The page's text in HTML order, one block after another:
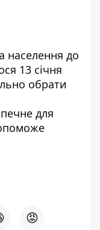
населення до
13 січня
обрати
для
😡